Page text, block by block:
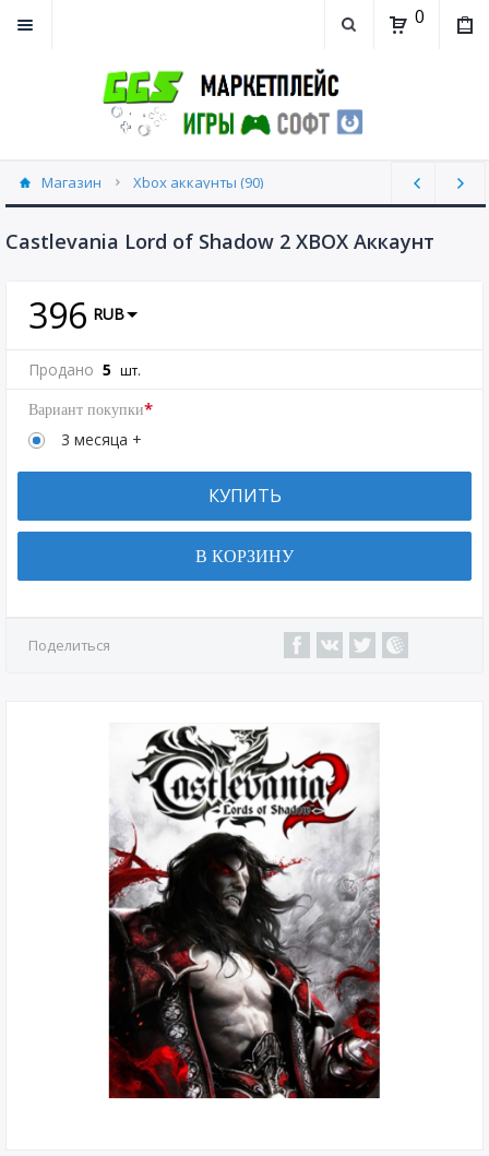
0
Магазин Xbox аккаунты (90)
Castlevania Lord of Shadow 2 XBOX Аккаунт
396 RUB
Продано 5 шт.
Вариант покупки*
3 месяца +
КУПИТЬ
В КОРЗИНУ
Поделиться